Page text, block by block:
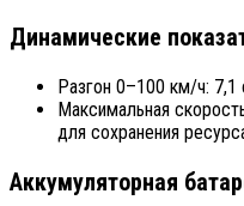
Динамические
Разгон 0–100 км/ч: 7,1
Максимальная
для сохранения
Аккумуляторная